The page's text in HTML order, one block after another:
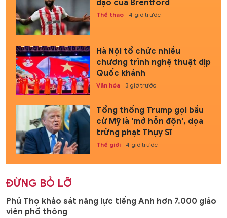
đạo của Brentford
Thể thao 4 giờ trước
Hà Nội tổ chức nhiều
chương trình nghệ thuật dịp
Quốc khánh
Văn hóa 3 giờ trước
Tổng thống Trump gọi bầu
cử Mỹ là 'mớ hỗn độn', dọa
trừng phạt Thụy Sĩ
Thế giới 4 giờ trước
ĐỪNG BỎ LỠ
Phú Thọ khảo sát năng lực tiếng Anh hơn 7.000 giáo
viên phổ thông